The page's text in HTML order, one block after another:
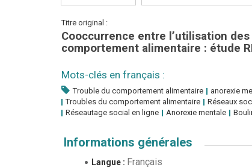
Titre original :
Cooccurrence entre l’utilisation
comportement alimentaire : étude
Mots-clés en français :
Trouble du comportement alimentaire anorexie
Troubles du comportement alimentaire
Réseaux
Réseautage social en ligne
Anorexie mentale
Informations générales
Langue : Français